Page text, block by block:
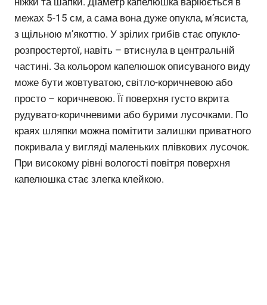
межах 5-15 см, а сама вона дуже опукла, м’ясиста,
з щільною м’якоттю. У зрілих грибів стає опукло-
розпростертої, навіть – втиснула в центральній
частині. За кольором капелюшок описуваного виду
може бути жовтуватою, світло-коричневою або
просто – коричневою. Її поверхня густо вкрита
рудувато-коричневими або бурими лусочками. По
краях шляпки можна помітити залишки приватного
покривала у вигляді маленьких плівкових лусочок.
При високому рівні вологості повітря поверхня
капелюшка стає злегка клейкою.